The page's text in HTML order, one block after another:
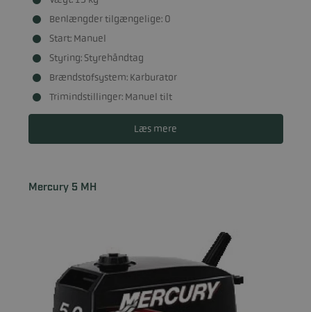
Benlængder tilgængelige: 0
Start: Manuel
Styring: Styrehåndtag
Brændstofsystem: Karburator
Trimindstillinger: Manuel tilt
Læs mere
Mercury 5 MH